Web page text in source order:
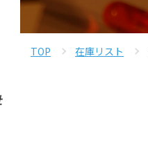
TOP 在庫リスト